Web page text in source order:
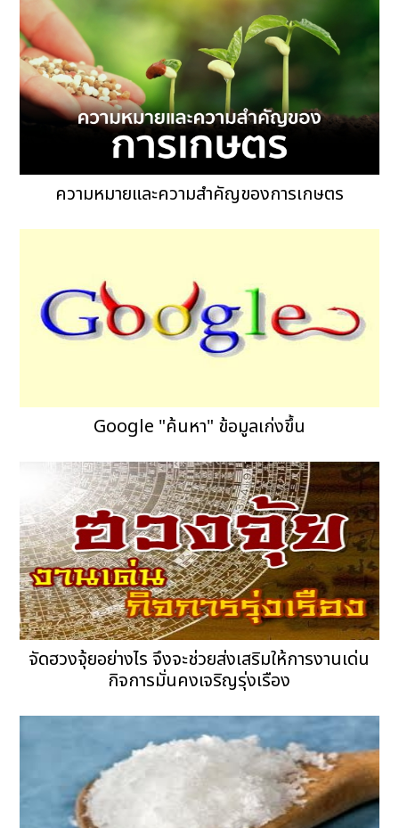
ความหมายและความสำคัญของการเกษตร
Google "ค้นหา" ข้อมูลเก่งขึ้น
จัดฮวงจุ้ยอย่างไร จึงจะช่วยส่งเสริมให้การงานเด่น
กิจการมั่นคงเจริญรุ่งเรือง